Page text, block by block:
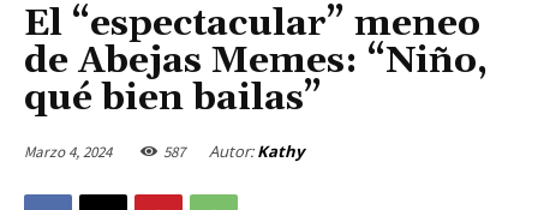
El “espectacular” meneo
de Abejas Memes: “Niño,
qué bien bailas”
Marzo 4, 2024 587 Autor: Kathy